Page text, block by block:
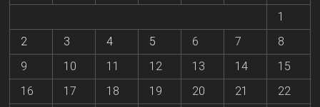
1
2
3 4 5 6 7
8
9
10 11 12 13 14
15
16
17 18 19 20 21
22